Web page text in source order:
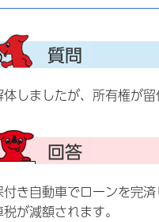
しましたが、所有権が
き自動車でローンを完
が減額されます。